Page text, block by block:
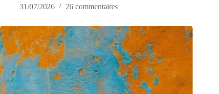
31/07/2026
26 commentaires